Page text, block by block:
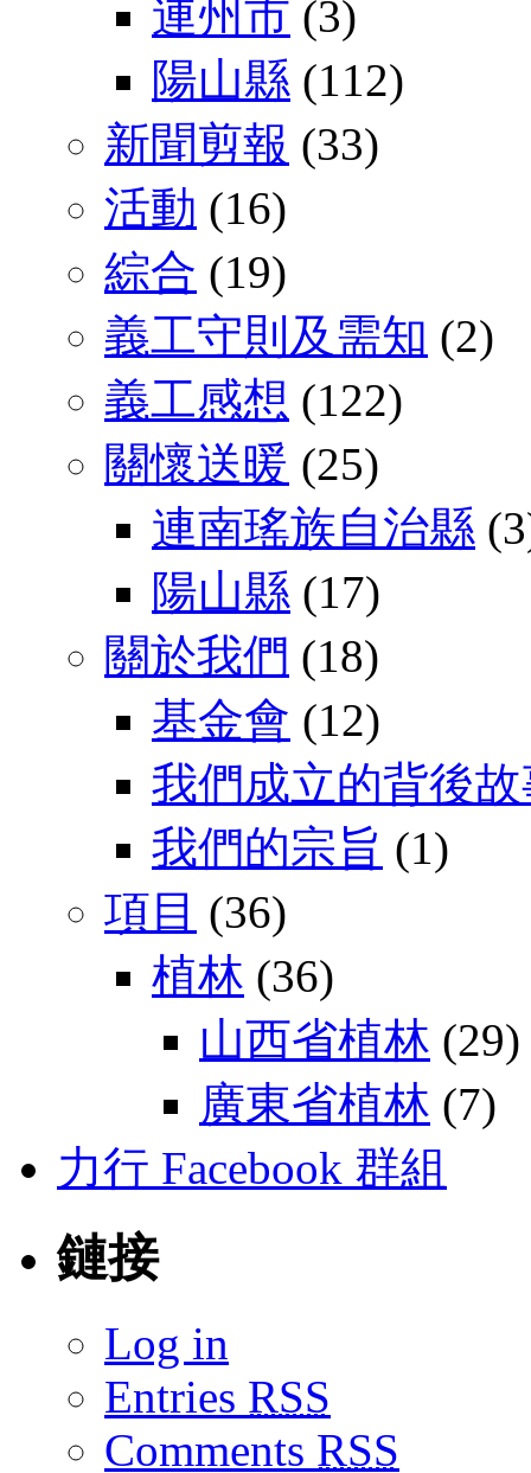
連州市 (3)
陽山縣 (112)
新聞剪報 (33)
活動 (16)
綜合 (19)
義工守則及需知 (2)
義工感想 (122)
關懷送暖 (25)
連南瑤族自治縣
陽山縣 (17)
關於我們 (18)
基金會 (12)
我們成立的背後
我們的宗旨 (1)
項目 (36)
植林 (36)
山西省植林 (29)
廣東省植林 (7)
力行 Facebook 群組
鏈接
Log in
Entries RSS
Comments RSS